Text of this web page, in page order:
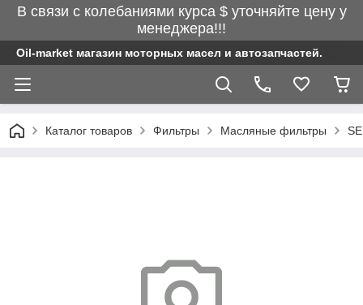
В связи с колебаниями курса $ уточняйте цену у
менеджера!!!
Oil-market магазин моторных масел и автозапчастей.
Каталог товаров Фильтры Масляные фильтры